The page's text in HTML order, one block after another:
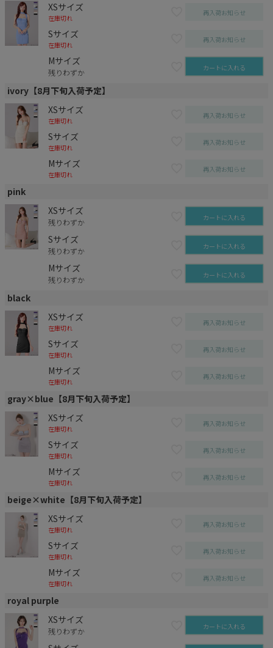
XSサイズ
在庫切れ
再入荷お知らせ
Sサイズ
在庫切れ
再入荷お知らせ
Mサイズ
残りわずか カートに入れる
ivory【8月下旬入荷予定】
XSサイズ
在庫切れ
再入荷お知らせ
Sサイズ
在庫切れ
再入荷お知らせ
Mサイズ
在庫切れ
再入荷お知らせ
pink
XSサイズ
残りわずか カートに入れる
Sサイズ
残りわずか カートに入れる
Mサイズ
残りわずか カートに入れる
black
XSサイズ
在庫切れ
再入荷お知らせ
Sサイズ
在庫切れ
再入荷お知らせ
Mサイズ
在庫切れ
再入荷お知らせ
gray×blue【8月下旬入荷予定】
XSサイズ
在庫切れ
再入荷お知らせ
Sサイズ
在庫切れ
再入荷お知らせ
Mサイズ
在庫切れ
再入荷お知らせ
beige×white【8月下旬入荷予定】
XSサイズ
在庫切れ
再入荷お知らせ
Sサイズ
在庫切れ
再入荷お知らせ
Mサイズ
在庫切れ
再入荷お知らせ
royal purple
XSサイズ
残りわずか カートに入れる